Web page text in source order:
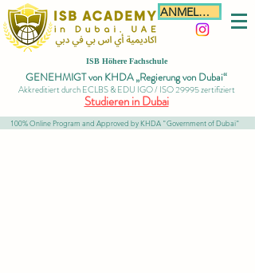
ANMELDEN
ISB Höhere Fachschule
GENEHMIGT von KHDA „Regierung von Dubai“
Akkreditiert durch ECLBS & EDU IGO / ISO 29995 zertifiziert
Studieren in Dubai
100% Online Program and Approved by KHDA "Government of Dubai"